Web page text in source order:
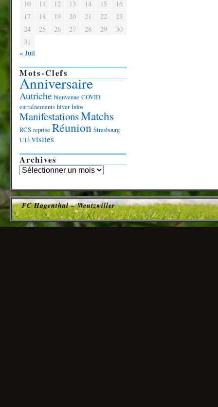
10
11 12 13 14 15
16
17
18 19 20 21 22
23
24
25 26 27 28 29
30
31
« Juil
Mots-Clefs
Anniversaire
Autriche bienvenue COVID
entraînements hiver Infos
ManifestationsMatchs
RCS reprise Réunion Strasbourg
U13 visites
Archives
FC Hagenthal – Wentzwiller